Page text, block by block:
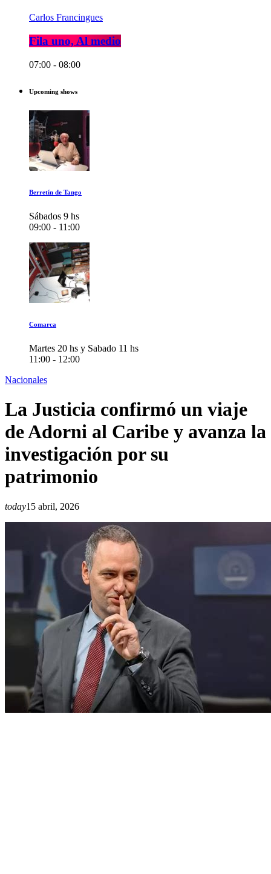
Carlos Francingues
Fila uno, Al medio
07:00 - 08:00
Upcoming shows
Berretín de Tango
Sábados 9 hs
09:00 - 11:00
Comarca
Martes 20 hs y Sabado 11 hs
11:00 - 12:00
Nacionales
La Justicia confirmó un viaje
de Adorni al Caribe y avanza la
investigación por su
patrimonio
today15 abril, 2026